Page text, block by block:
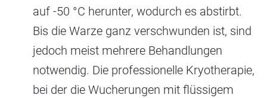
auf -50 °C herunter, wodurch es abstirbt.
Bis die Warze ganz verschwunden ist, sind
jedoch meist mehrere Behandlungen
notwendig. Die professionelle Kryotherapie,
bei der die Wucherungen mit flüssigem